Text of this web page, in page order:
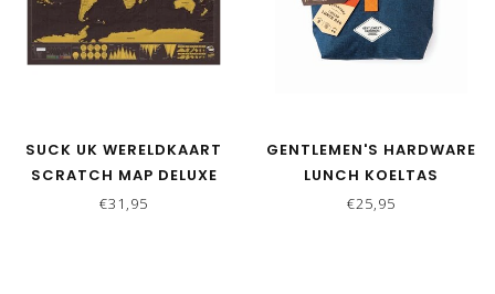
SUCK UK WERELDKAART
SCRATCH MAP DELUXE
€31,95
GENTLEMEN'S HARDWARE
LUNCH KOELTAS
€25,95